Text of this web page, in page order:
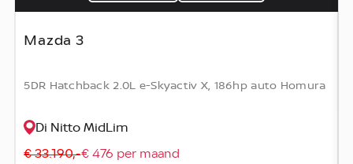
Mazda 3
5DR Hatchback 2.0L e-Skyactiv X, 186hp auto Homura
Di Nitto MidLim
€ 33.190,-€ 476 per maand